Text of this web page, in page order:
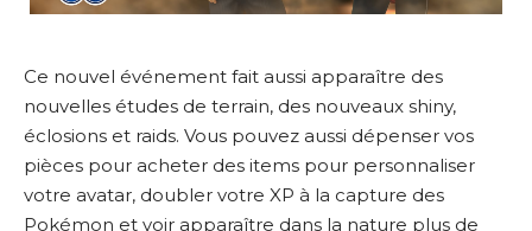
Ce nouvel événement fait aussi apparaître des
nouvelles études de terrain, des nouveaux shiny,
éclosions et raids. Vous pouvez aussi dépenser vos
pièces pour acheter des items pour personnaliser
votre avatar, doubler votre XP à la capture des
Pokémon et voir apparaître dans la nature plus de